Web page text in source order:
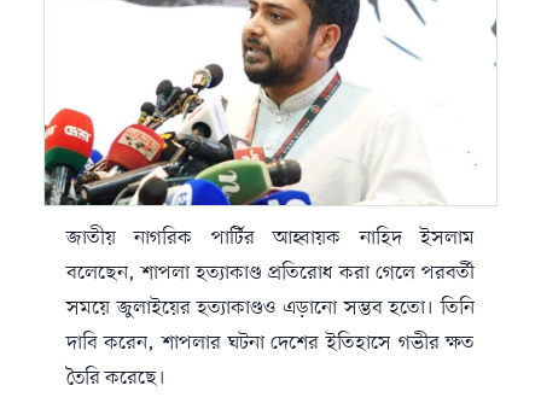
জাতীয় নাগরিক পার্টির আহ্বায়কনাহিদ ইসলাম
বলেছেন, শাপলা হত্যাকাণ্ড প্রতিরোধ করা গেলে পরবর্তী
সময়ে জুলাইয়ের হত্যাকাণ্ডও এড়ানো সম্ভব হতো। তিনি
দাবি করেন, শাপলার ঘটনা দেশের ইতিহাসে গভীর ক্ষত
তৈরি করেছে।